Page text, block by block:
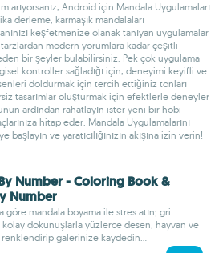
arıyorsanız, Android için Mandala Uygulamaları
derleme, karmaşık mandalaları
keşfetmenize olanak tanıyan uygulamalar
modern yorumlara kadar çeşitli
bir şeyler bulabilirsiniz. Pek çok uygulama
kontroller sağladığı için, deneyimi keyifli ve
doldurmak için tercih ettiğiniz tonları
tasarımlar oluşturmak için efektlerle deneyler
ardından rahatlayın ister yeni bir hobi
hitap eder. Mandala Uygulamalarını
ve yaratıcılığınızın akışına izin verin!
Number - Coloring Book &
Number
göre mandala boyama ile stres atın; gri
kolay dokunuşlarla yüzlerce desen, hayvan ve
renklendirip galerinize kaydedin...